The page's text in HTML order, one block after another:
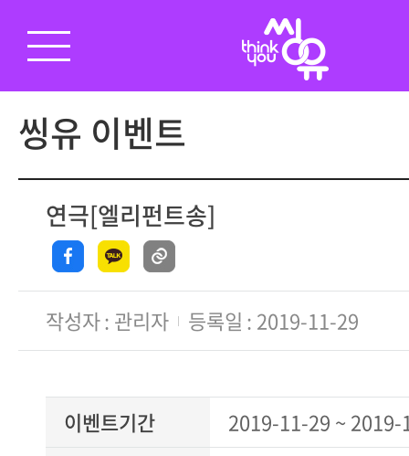
씽유 이벤트
연극[엘리펀트송]
작성자 관리자 등록일 2019-11-29
이벤트기간 2019-11-29 ~ 2019-